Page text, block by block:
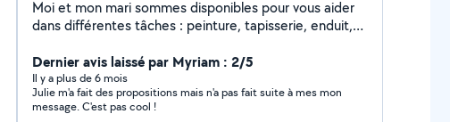
Moi et mon mari sommes disponibles pour vous aider
dans différentes tâches : peinture, tapisserie, enduit,
d'enfant ou d'animaux
Dernier avis laissé par Myriam : 2/5
Il y a plus de 6 mois
Julie m'a fait des propositions mais n'a pas fait suite à mes mon
message. C'est pas cool !